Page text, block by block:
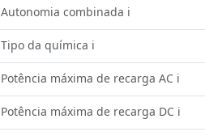
Autonomia combinada ℹ️
Tipo da química ℹ️
Potência máxima de recarga AC ℹ️
Potência máxima de recarga DC ℹ️